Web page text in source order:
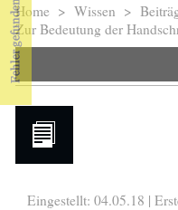
Sie sind hier
Home > Wissen >
Zur Bedeutung der
Eingestellt: 04.05.18 |